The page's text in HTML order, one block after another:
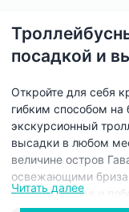
посадкой и
Откройте для себя
гибким способом на
экскурсионный
высадки в любом
величине остров
освежающими
видами города и
Читать далее